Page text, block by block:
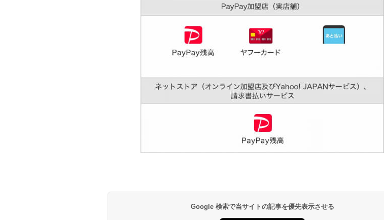
Google 検索で当サイトの記事を優先表示させる